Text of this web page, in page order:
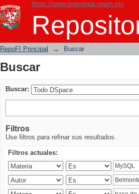
https://www.ingenieria.unam.mx
Buscar
RepoFI Principal → Buscar
Buscar
Buscar:
Filtros
Use filtros para refinar sus resultados.
Filtros actuales: